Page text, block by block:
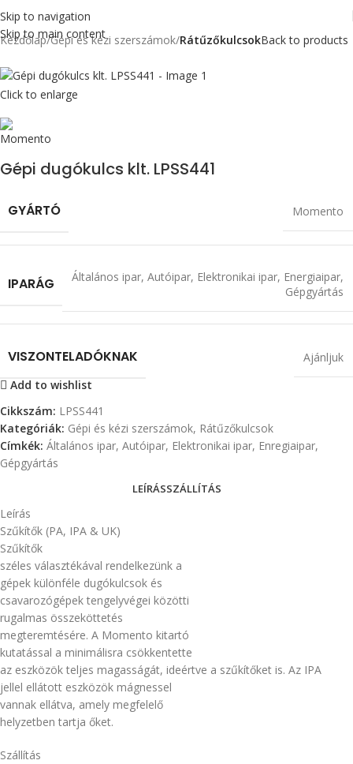
Skip to navigation
Skip to main content
Kezdőlap Gépi és kézi szerszámok RátűzőkulcsokBack to products
Click to enlarge
Gépi dugókulcs klt. LPSS441
GYÁRTÓ Momento
IPARÁG Általános ipar, Autóipar, Elektronikai ipar, Energiaipar,
Gépgyártás
VISZONTELADÓKNAK
Ajánljuk
Add to wishlist
Cikkszám: LPSS441
Kategóriák: Gépi és kézi szerszámok, Rátűzőkulcsok
Címkék: Általános ipar, Autóipar, Elektronikai ipar, Enregiaipar,
Gépgyártás
LEÍRÁSSZÁLLÍTÁS
Leírás
Szűkítők (PA, IPA & UK)
Szűkítők
széles választékával rendelkezünk a
gépek különféle dugókulcsok és
csavarozógépek tengelyvégei közötti
rugalmas összeköttetés
megteremtésére. A Momento kitartó
kutatással a minimálisra csökkentette
az eszközök teljes magasságát, ideértve a szűkítőket is. Az IPA
jellel ellátott eszközök mágnessel
vannak ellátva, amely megfelelő
helyzetben tartja őket.
Szállítás